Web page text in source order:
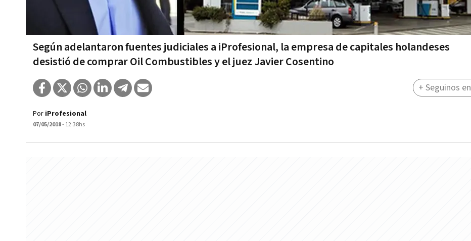
Según adelantaron fuentes judiciales a iProfesional, la empresa de capitales holandeses
desistió de comprar Oil Combustibles y el juez Javier Cosentino
Por iProfesional
07/05/2018- 12:38hs
+ Seguinos en